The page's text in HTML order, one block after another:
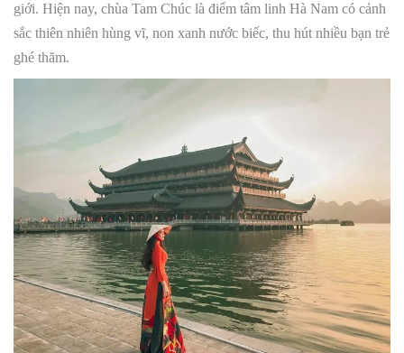
giới. Hiện nay, chùa Tam Chúc là điểm tâm linh Hà Nam có cảnh
sắc thiên nhiên hùng vĩ, non xanh nước biếc, thu hút nhiều bạn trẻ
ghé thăm.